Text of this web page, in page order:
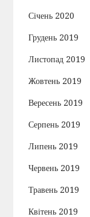
Січень 2020
Грудень 2019
Листопад 2019
Жовтень 2019
Вересень 2019
Серпень 2019
Липень 2019
Червень 2019
Травень 2019
Квітень 2019